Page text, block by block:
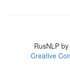
RusNLP by
Creative